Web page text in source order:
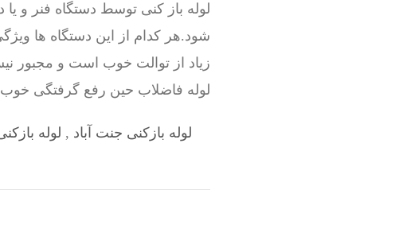
لوله باز کنی توسط دستگاه فنر و
شود.هر کدام از این دستگاه ها
زیاد از توالت خوب است و مجبور
لوله فاضلاب حین رفع گرفتگی
لوله بازکنی جنت آباد , لوله